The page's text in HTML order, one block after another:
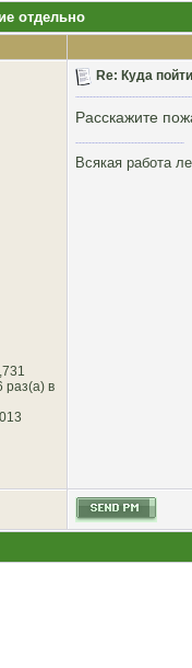
отдельно
раз(а) в
Re: Куда
Расскажите
Всякая работа